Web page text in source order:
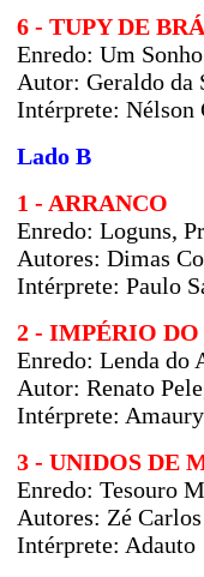
6 - TUPY DE
Enredo: Um
Autor: Geraldo da
Intérprete: Nélson
Lado B
1 - ARRANCO
Enredo: Loguns,
Autores: Dimas
Intérprete: Paulo
2 - IMPÉRIO
Enredo: Lenda do
Autor: Renato
Intérprete:
3 - UNIDOS DE
Enredo: Tesouro
Autores: Zé
Intérprete: Adauto